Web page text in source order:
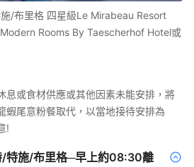
/布里格 四星級Le Mirabeau Resort
Rooms By Taescherhof Hotel或
息或食材供應或其他因素未能安排，將
蝦尾意粉餐取代，以當地接待安排為
!
/特施/布里格─早上約08:30離